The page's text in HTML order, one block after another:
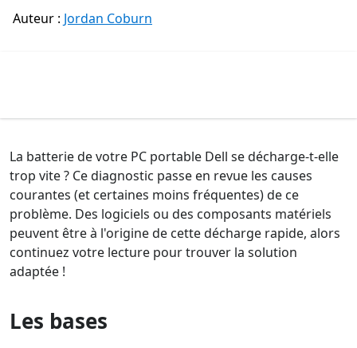
Auteur : Jordan Coburn
La batterie de votre PC portable Dell se décharge-t-elle
trop vite ? Ce diagnostic passe en revue les causes
courantes (et certaines moins fréquentes) de ce
problème. Des logiciels ou des composants matériels
peuvent être à l'origine de cette décharge rapide, alors
continuez votre lecture pour trouver la solution
adaptée !
Les bases